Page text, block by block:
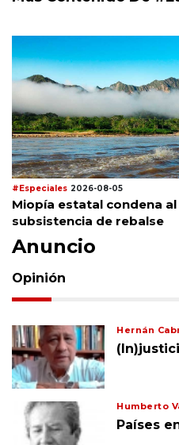
#Especiales 2026-08-05
Miopía estatal condena
subsistencia de rebalse
Anuncio
Opinión
Hernán
Humberto
Países